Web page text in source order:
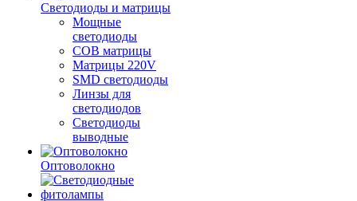
Светодиоды и матрицы
Мощные
светодиоды
COB матрицы
Матрицы 220V
SMD светодиоды
Линзы для
светодиодов
Светодиоды
выводные
Оптоволокно